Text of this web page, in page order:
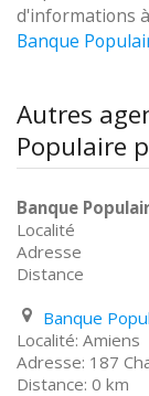
d'informations
Banque
Autres
Populaire
Banque
Localité
Adresse
Distance
Amiens
187
0 km